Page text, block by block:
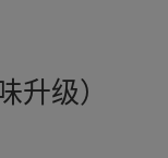
升级）